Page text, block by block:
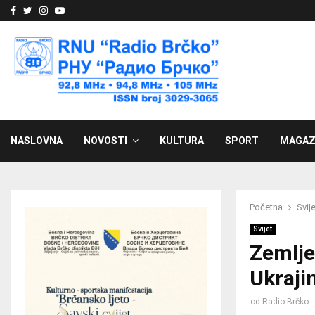
Facebook
Twitter
Instagram
Youtube
NASLOVNA NOVOSTI KULTURA SPORT
Početna
Svijet
od Radio Brčko